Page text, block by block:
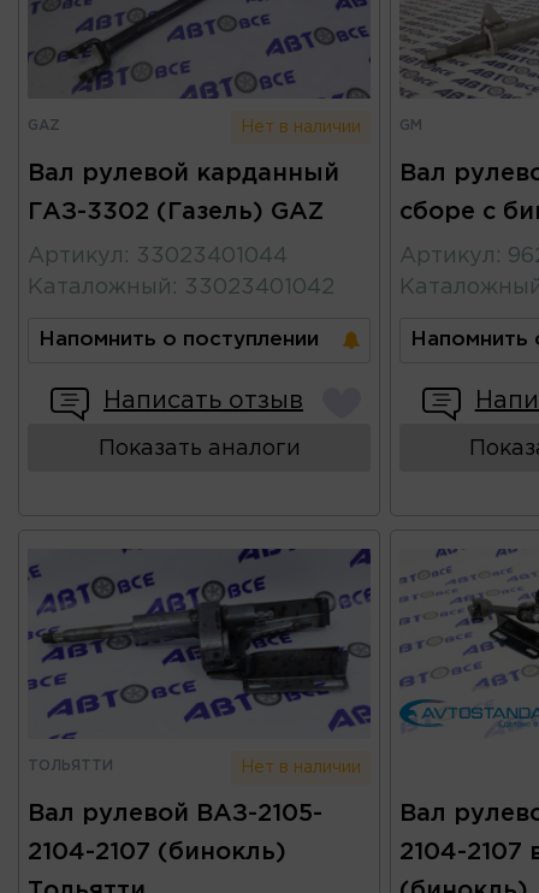
GAZ Нет в наличии
Вал рулевой карданный
ГАЗ-3302 (Газель) GAZ
Артикул : 33023401044
Каталожный : 33023401042
Напомнить о поступлении
Написать отзыв
Показать аналоги
GM
Вал
сборе с
Артикул :
Напомнить
ТОЛЬЯТТИ Нет в наличии
Вал рулевой ВАЗ-2105-
2104-2107 (бинокль)
Вал
2104-2107